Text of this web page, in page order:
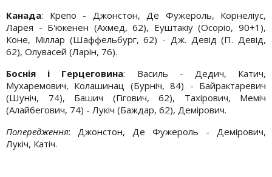
Канада: Крепо - Джонстон, Де Фужероль, Корнеліус,
Ларея - Б'юкенен (Ахмед, 62), Еуштакіу (Осоріо, 90+1),
Коне, Міллар (Шаффельбург, 62) - Дж. Девід (П. Девід,
62), Олувасей (Ларін, 76).
Боснія і Герцеговина: Василь - Дедич, Катич,
Мухаремович, Колашинац (Бурніч, 84) - Байрактаревич
(Шуніч, 74), Башич (Гігович, 62), Тахірович, Меміч
(Алайбегович, 74) - Лукіч (Баждар, 62), Демірович.
Попередження: Джонстон, Де Фужероль - Демірович,
Лукіч, Катіч.